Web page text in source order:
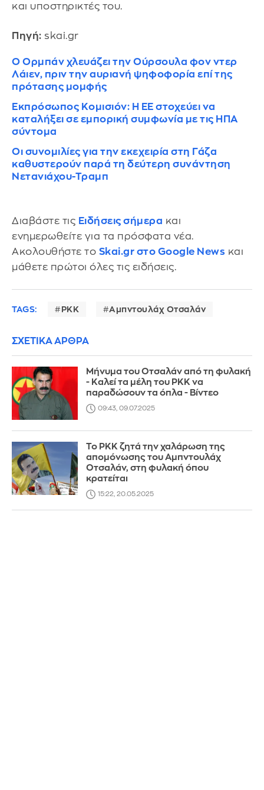
και υποστηρικτές του.
Πηγή: skai.gr
Ο Ορμπάν χλευάζει την Ούρσουλα φον ντερ
Λάιεν, πριν την αυριανή ψηφοφορία επί της
πρότασης μομφής
Εκπρόσωπος Κομισιόν: Η ΕΕ στοχεύει να
καταλήξει σε εμπορική συμφωνία με τις ΗΠΑ
σύντομα
Οι συνομιλίες για την εκεχειρία στη Γάζα
καθυστερούν παρά τη δεύτερη συνάντηση
Νετανιάχου-Τραμπ
Διαβάστε τις Ειδήσεις σήμερα και
ενημερωθείτε για τα πρόσφατα νέα.
Ακολουθήστε το Skai.gr στο Google News και
μάθετε πρώτοι όλες τις ειδήσεις.
TAGS: PKK Αμπντουλάχ Οτσαλάν
ΣΧΕΤΙΚΑ ΑΡΘΡΑ
Μήνυμα του Οτσαλάν από τη φυλακή
- Καλεί τα μέλη του PKK να
παραδώσουν τα όπλα - Βίντεο
09:43, 09.07.2025
To PKK ζητά την χαλάρωση της
απομόνωσης του Αμπντουλάχ
Οτσαλάν, στη φυλακή όπου
κρατείται
15:22, 20.05.2025